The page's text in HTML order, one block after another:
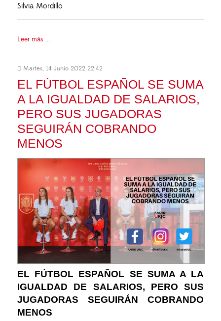
Silvia Mordillo
Leer más ...
Martes, 14 Junio 2022 22:42
EL FÚTBOL ESPAÑOL SE SUMA
A LA IGUALDAD DE SALARIOS,
PERO SUS JUGADORAS
SEGUIRÁN COBRANDO
MENOS
EL FÚTBOL ESPAÑOL SE SUMA A LA
IGUALDAD DE SALARIOS, PERO SUS
JUGADORAS SEGUIRÁN COBRANDO
MENOS